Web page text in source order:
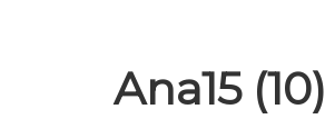
Ana15 (10)